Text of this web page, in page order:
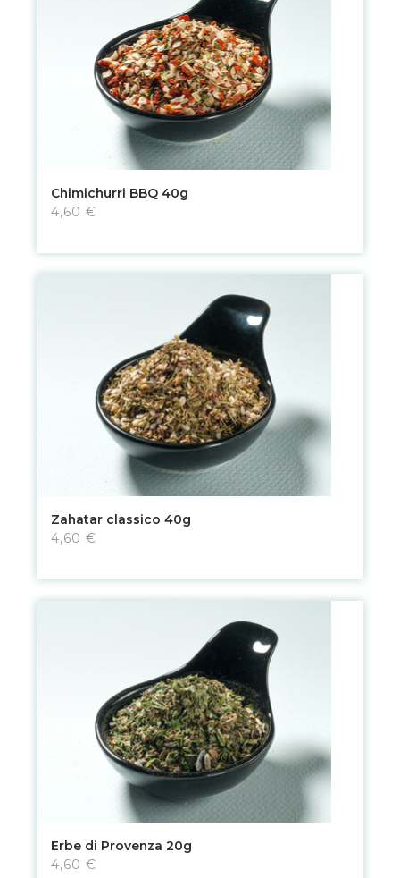
Chimichurri BBQ 40g
4,60 €
Zahatar classico 40g
4,60 €
Erbe di Provenza 20g
4,60 €